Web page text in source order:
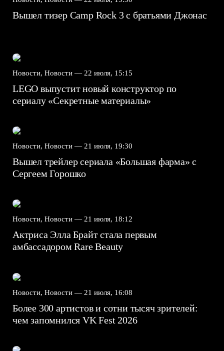
Вышел тизер Camp Rock 3 с братьями Джонас
Новости, Новости — 22 июля, 15:15
LEGO выпустит новый конструктор по
сериалу «Секретные материалы»
Новости, Новости — 21 июля, 19:30
Вышел трейлер сериала «Большая фарма» с
Сергеем Горошко
Новости, Новости — 21 июля, 18:12
Актриса Элла Брайт стала первым
амбассадором Rare Beauty
Новости, Новости — 21 июля, 16:08
Более 300 артистов и сотни тысяч зрителей:
чем запомнился VK Fest 2026